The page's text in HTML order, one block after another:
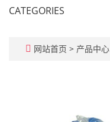
CATEGORIES
网站首页 > 产品中心